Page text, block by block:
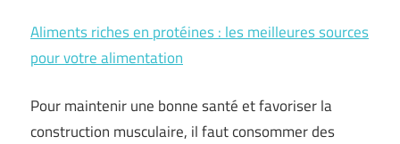
Aliments riches en protéines : les meilleures sources
pour votre alimentation
Pour maintenir une bonne santé et favoriser la
construction musculaire, il faut consommer des